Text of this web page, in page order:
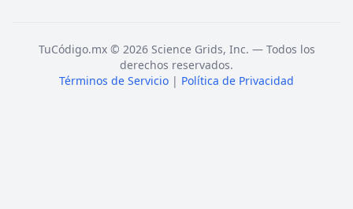
TuCódigo.mx © 2026 Science Grids, Inc. — Todos los
derechos reservados.
Términos de Servicio | Política de Privacidad